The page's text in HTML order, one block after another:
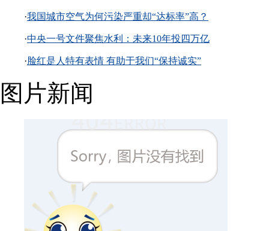
·我国城市空气为何污染严重却“达标率”高？
·中央一号文件聚焦水利：未来10年投四万亿
·脸红是人特有表情 有助于我们“保持诚实”
图片新闻